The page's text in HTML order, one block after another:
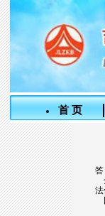
首 页
答
法